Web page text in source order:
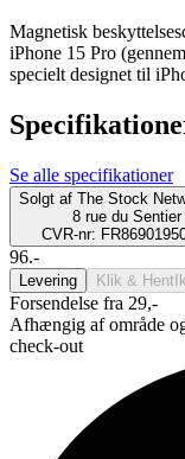
Magnetisk
iPhone 15 Pro
specielt designet til
Se alle specifikationer
Solgt af The Stock
8 rue du Sentier
CVR-nr:
96.-
Levering Klik & Hent
Forsendelse fra 29,-
Afhængig af område
check-out